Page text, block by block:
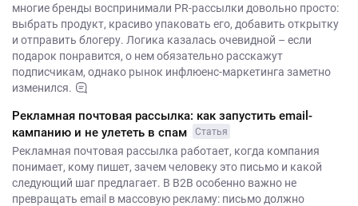
многие бренды воспринимали PR-рассылки довольно просто:
выбрать продукт, красиво упаковать его, добавить открытку
и отправить блогеру. Логика казалась очевидной – если
подарок понравится, о нем обязательно расскажут
подписчикам, однако рынок инфлюенс-маркетинга заметно
изменился.
Рекламная почтовая рассылка: как запустить email-
кампанию и не улететь в спам
Статья
Рекламная почтовая рассылка работает, когда компания
понимает, кому пишет, зачем человеку это письмо и какой
следующий шаг предлагает. В B2B особенно важно не
превращать email в массовую рекламу: письмо должно